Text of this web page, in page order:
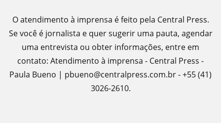
O atendimento à imprensa é feito pela Central Press.
Se você é jornalista e quer sugerir uma pauta, agendar
uma entrevista ou obter informações, entre em
contato: Atendimento à imprensa - Central Press -
Paula Bueno | pbueno@centralpress.com.br - +55 (41)
3026-2610.